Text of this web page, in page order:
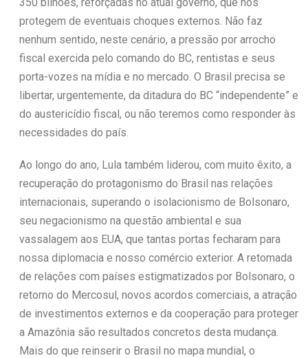
protegem de eventuais choques externos. Não faz
nenhum sentido, neste cenário, a pressão por arrocho
fiscal exercida pelo comando do BC, rentistas e seus
porta-vozes na mídia e no mercado. O Brasil precisa se
libertar, urgentemente, da ditadura do BC “independente” e
do austericídio fiscal, ou não teremos como responder às
necessidades do país.
Ao longo do ano, Lula também liderou, com muito êxito, a
recuperação do protagonismo do Brasil nas relações
internacionais, superando o isolacionismo de Bolsonaro,
seu negacionismo na questão ambiental e sua
vassalagem aos EUA, que tantas portas fecharam para
nossa diplomacia e nosso comércio exterior. A retomada
de relações com países estigmatizados por Bolsonaro, o
retorno do Mercosul, novos acordos comerciais, a atração
de investimentos externos e da cooperação para proteger
a Amazônia são resultados concretos desta mudança.
Mais do que reinserir o Brasil no mapa mundial, o